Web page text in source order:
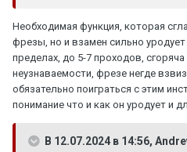
Необходимая функция, которая
фрезы, но и взамен сильно
пределах, до 5-7 проходов,
неузнаваемости, фрезе негде
обязательно поиграться с этим
понимание что и как он уродует и
В 12.07.2024 в 14:56,